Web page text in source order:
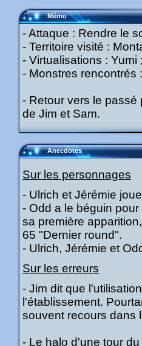
Mémo
- Attaque : Rendre le
- Territoire visité :
- Virtualisations : Yumi
- Monstres rencontrés
- Retour vers le passé
de Jim et Sam.
Anecdotes
Sur les personnages
- Ulrich et Jérémie
- Odd a le béguin
sa première
65 "Dernier round".
- Ulrich, Jérémie et
Sur les erreurs
- Jim dit que
l'établissement.
souvent recours dans
- Le halo d'une tour